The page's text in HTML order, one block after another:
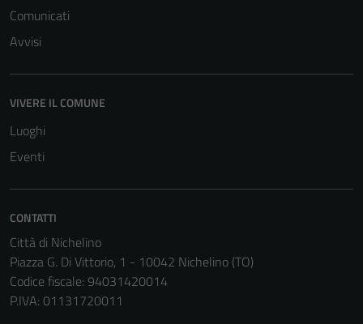
Comunicati
Avvisi
VIVERE IL COMUNE
Luoghi
Eventi
CONTATTI
Città di Nichelino
Piazza G. Di Vittorio, 1 - 10042 Nichelino (TO)
Codice fiscale: 94031420014
P.IVA: 01131720011
sono necessari
per il